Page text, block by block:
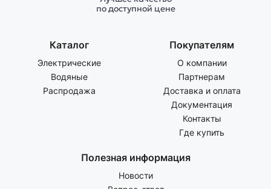
по доступной цене
Каталог
Электрические
Водяные
Распродажа
Покупателям
О компании
Партнерам
Доставка и оплата
Документация
Контакты
Где купить
Полезная информация
Новости